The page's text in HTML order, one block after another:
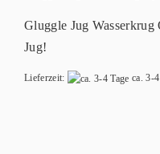
Gluggle Jug
Jug!
Lieferzeit: ca. 3-